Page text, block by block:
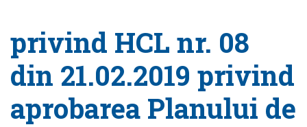
privind HCL nr. 08
din 21.02.2019 privind
aprobarea Planului de